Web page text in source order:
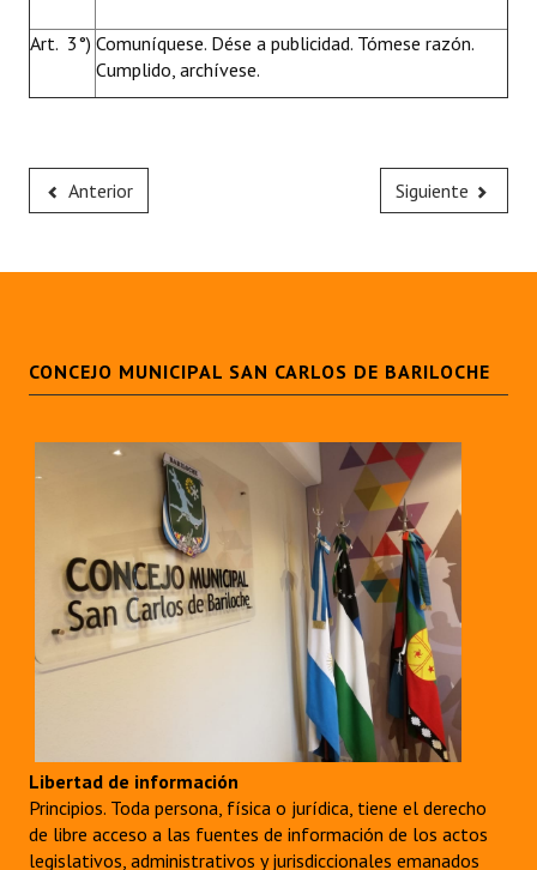
Art. 3°) Comuníquese. Dése a publicidad. Tómese razón.
Cumplido, archívese.
Anterior Siguiente
CONCEJO MUNICIPAL SAN CARLOS DE BARILOCHE
Libertad de información
Principios. Toda persona, física o jurídica, tiene el derecho
de libre acceso a las fuentes de información de los actos
legislativos, administrativos y jurisdiccionales emanados